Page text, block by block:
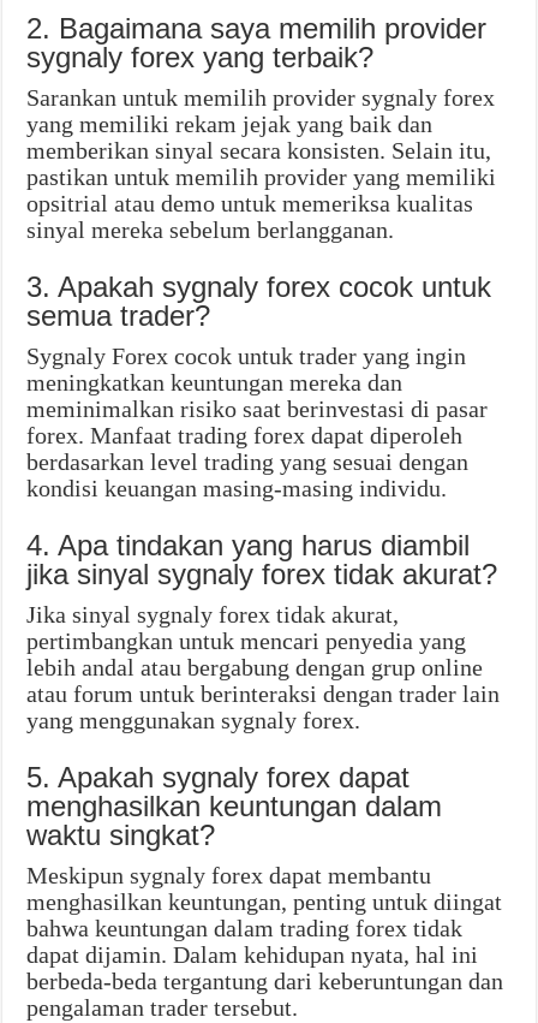
2. Bagaimana saya memilih provider
sygnaly forex yang terbaik?
Sarankan untuk memilih provider sygnaly forex
yang memiliki rekam jejak yang baik dan
memberikan sinyal secara konsisten. Selain itu,
pastikan untuk memilih provider yang memiliki
opsitrial atau demo untuk memeriksa kualitas
sinyal mereka sebelum berlangganan.
3. Apakah sygnaly forex cocok untuk
semua trader?
Sygnaly Forex cocok untuk trader yang ingin
meningkatkan keuntungan mereka dan
meminimalkan risiko saat berinvestasi di pasar
forex. Manfaat trading forex dapat diperoleh
berdasarkan level trading yang sesuai dengan
kondisi keuangan masing-masing individu.
4. Apa tindakan yang harus diambil
jika sinyal sygnaly forex tidak akurat?
Jika sinyal sygnaly forex tidak akurat,
pertimbangkan untuk mencari penyedia yang
lebih andal atau bergabung dengan grup online
atau forum untuk berinteraksi dengan trader lain
yang menggunakan sygnaly forex.
5. Apakah sygnaly forex dapat
menghasilkan keuntungan dalam
waktu singkat?
Meskipun sygnaly forex dapat membantu
menghasilkan keuntungan, penting untuk diingat
bahwa keuntungan dalam trading forex tidak
dapat dijamin. Dalam kehidupan nyata, hal ini
berbeda-beda tergantung dari keberuntungan dan
pengalaman trader tersebut.